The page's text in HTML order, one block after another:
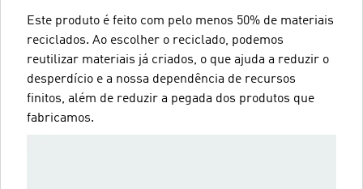
Este produto é feito com pelo menos 50% de materiais
reciclados. Ao escolher o reciclado, podemos
reutilizar materiais já criados, o que ajuda a reduzir o
desperdício e a nossa dependência de recursos
finitos, além de reduzir a pegada dos produtos que
fabricamos.